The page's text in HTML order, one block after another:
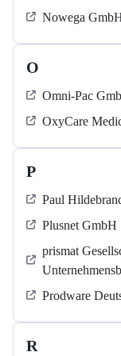
Nowega
O
Omni-Pac
OxyCare
P
Paul
Plusnet GmbH
prismat
Prodware
R